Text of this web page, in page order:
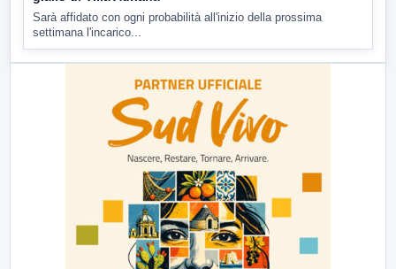
Sarà affidato con ogni probabilità all'inizio della prossima
settimana l'incarico...